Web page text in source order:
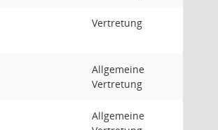
Vertretung
Allgemeine
Vertretung
Allgemeine